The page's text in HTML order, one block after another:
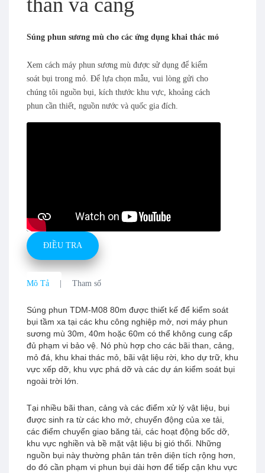
Súng phun sương mù cho các ứng dụng khai thác mỏ
Xem cách máy phun sương mù được sử dụng để kiểm
soát bụi trong mỏ. Để lựa chọn mẫu, vui lòng gửi cho
chúng tôi nguồn bụi, kích thước khu vực, khoảng cách
phun cần thiết, nguồn nước và quốc gia đích.
ĐIỀU TRA
Mô Tả Tham số
Súng phun TDM-M08 80m được thiết kế để kiểm soát
bụi tầm xa tại các khu công nghiệp mở, nơi máy phun
sương mù 30m, 40m hoặc 60m có thể không cung cấp
đủ phạm vi bảo vệ. Nó phù hợp cho các bãi than, cảng,
mỏ đá, khu khai thác mỏ, bãi vật liệu rời, kho dự trữ, khu
vực xếp dỡ, khu vực phá dỡ và các dự án kiểm soát bụi
ngoài trời lớn.
Tại nhiều bãi than, cảng và các điểm xử lý vật liệu, bụi
được sinh ra từ các kho mở, chuyển động của xe tải,
các điểm chuyển giao băng tải, các hoạt động bốc dỡ,
khu vực nghiền và bề mặt vật liệu bị gió thổi. Những
nguồn bụi này thường phân tán trên diện tích rộng hơn,
do đó cần phạm vi phun bụi dài hơn để tiếp cận khu vực